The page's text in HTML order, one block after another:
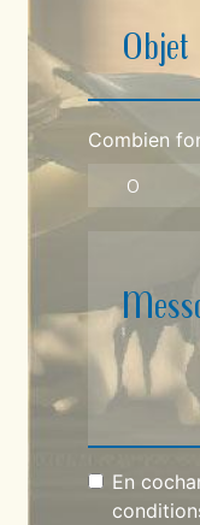
Combien
En